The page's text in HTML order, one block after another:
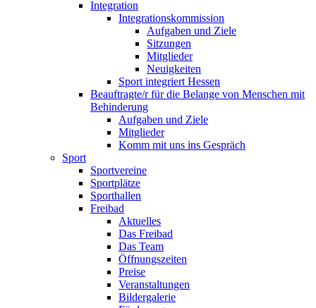
Integration
Integrationskommission
Aufgaben und Ziele
Sitzungen
Mitglieder
Neuigkeiten
Sport integriert Hessen
Beauftragte/r für die Belange von Menschen mit
Behinderung
Aufgaben und Ziele
Mitglieder
Komm mit uns ins Gespräch
Sport
Sportvereine
Sportplätze
Sporthallen
Freibad
Aktuelles
Das Freibad
Das Team
Öffnungszeiten
Preise
Veranstaltungen
Bildergalerie